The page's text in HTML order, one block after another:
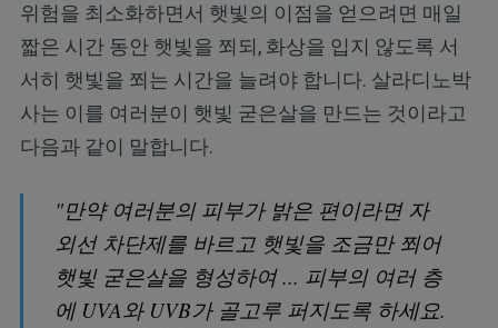
위험을 최소화하면서 햇빛의 이점을 얻으려면 매일
짧은 시간 동안 햇빛을 쬐되, 화상을 입지 않도록 서
서히 햇빛을 쬐는 시간을 늘려야 합니다. 살라디노박
사는 이를 여러분이 햇빛 굳은살을 만드는 것이라고
다음과 같이 말합니다.
"만약 여러분의 피부가 밝은 편이라면 자
외선 차단제를 바르고 햇빛을 조금만 쬐어
햇빛 굳은살을 형성하여 ... 피부의 여러 층
에 UVA와 UVB가 골고루 퍼지도록 하세요.